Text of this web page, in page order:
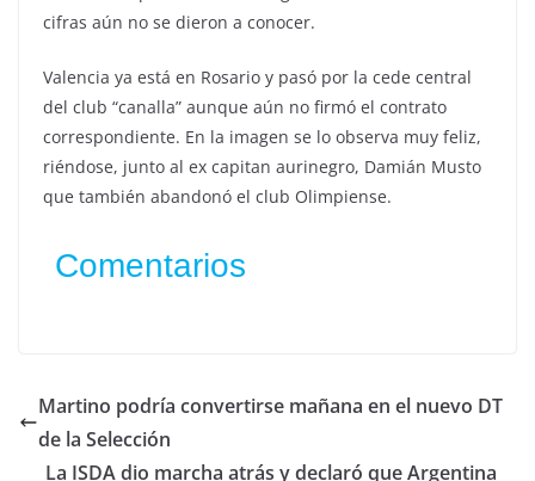
cifras aún no se dieron a conocer.
Valencia ya está en Rosario y pasó por la cede central
del club “canalla” aunque aún no firmó el contrato
correspondiente. En la imagen se lo observa muy feliz,
riéndose, junto al ex capitan aurinegro, Damián Musto
que también abandonó el club Olimpiense.
Comentarios
Martino podría convertirse mañana en el nuevo DT
de la Selección
La ISDA dio marcha atrás y declaró que Argentina